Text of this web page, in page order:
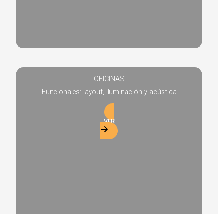
OFICINAS
Funcionales: layout, iluminación y acústica
VER